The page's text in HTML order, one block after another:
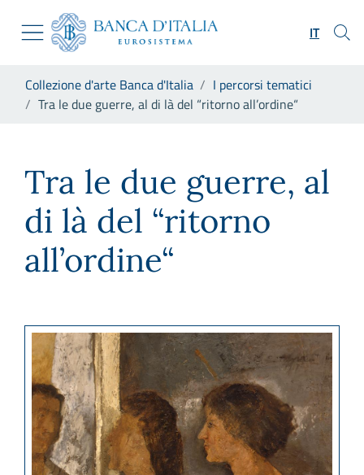
Skip to Main Content
Vai al sito istituzionale
Vai al menu di navigazione
Vai alla ricerca
Vai al footer
IT
Collezione d'arte Banca d'Italia
I percorsi tematici
Tra le due guerre, al di là del “ritorno all’ordine“
Tra le due guerre, al
di là del “ritorno
all’ordine“